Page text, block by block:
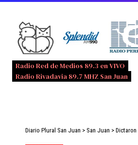
Radio Red de Medios 89.3 en VIVO
Radio Rivadavia 89.7 MHZ San Juan
Diario Plural San Juan > San Juan >